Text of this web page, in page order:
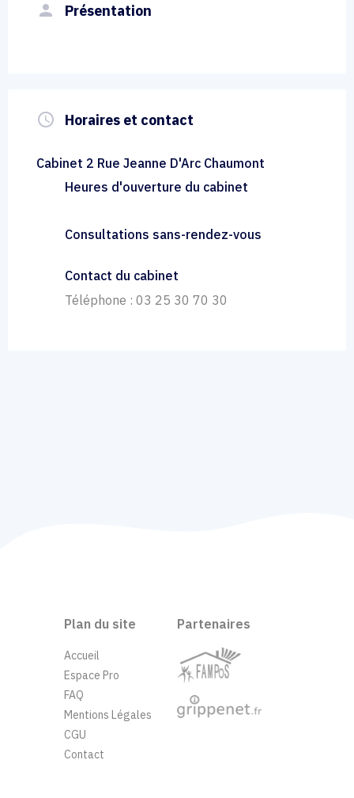
person Présentation
query_builder Horaires et contact
Cabinet 2 Rue Jeanne D'Arc Chaumont
Heures d'ouverture du cabinet
Consultations sans-rendez-vous
Contact du cabinet
Téléphone : 03 25 30 70 30
Plan du site
Accueil
Espace Pro
FAQ
Mentions Légales
CGU
Contact
Partenaires